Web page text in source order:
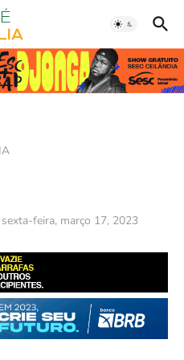
sexta-feira, março 17, 2023